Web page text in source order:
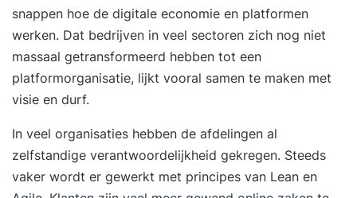
snappen hoe de digitale economie en platformen
werken. Dat bedrijven in veel sectoren zich nog niet
massaal getransformeerd hebben tot een
platformorganisatie, lijkt vooral samen te maken met
visie en durf.
In veel organisaties hebben de afdelingen al
zelfstandige verantwoordelijkheid gekregen. Steeds
vaker wordt er gewerkt met principes van Lean en